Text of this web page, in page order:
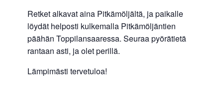
Retket alkavat aina Pitkämöljältä, ja paikalle
löydät helposti kulkemalla Pitkämöljäntien
päähän Toppilansaaressa. Seuraa pyörätietä
rantaan asti, ja olet perillä.
Lämpimästi tervetuloa!